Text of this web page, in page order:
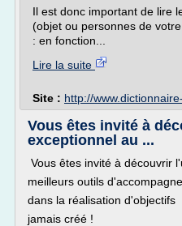
Il est donc important de lire
(objet ou personnes de
: en fonction...
Lire la suite
Site : http://
Vous êtes invité à
exceptionnel au ...
Vous êtes invité à découvrir
meilleurs outils
dans la réalisation d'objectifs
jamais créé !